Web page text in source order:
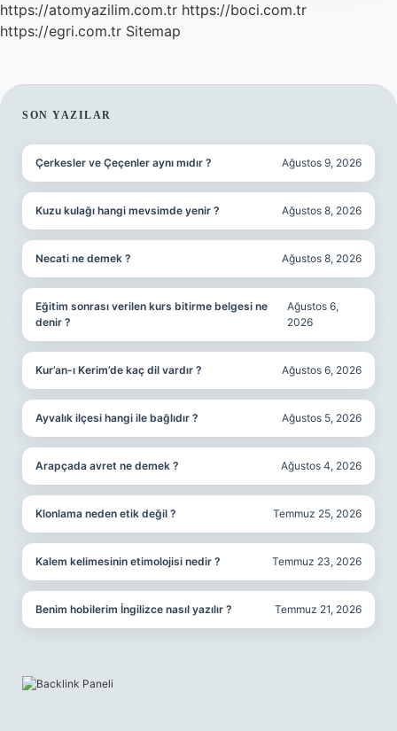
https://atomyazilim.com.tr https://boci.com.tr
https://egri.com.tr Sitemap
SIDEBAR
SON YAZILAR
Çerkesler ve Çeçenler aynı mıdır ? Ağustos 9, 2026
Kuzu kulağı hangi mevsimde yenir ? Ağustos 8, 2026
Necati ne demek ? Ağustos 8, 2026
Eğitim sonrası verilen kurs bitirme belgesi ne
denir ?
Ağustos 6,
2026
Kur’an-ı Kerim’de kaç dil vardır ? Ağustos 6, 2026
Ayvalık ilçesi hangi ile bağlıdır ? Ağustos 5, 2026
Arapçada avret ne demek ? Ağustos 4, 2026
Klonlama neden etik değil ? Temmuz 25, 2026
Kalem kelimesinin etimolojisi nedir ? Temmuz 23, 2026
Benim hobilerim İngilizce nasıl yazılır ? Temmuz 21, 2026